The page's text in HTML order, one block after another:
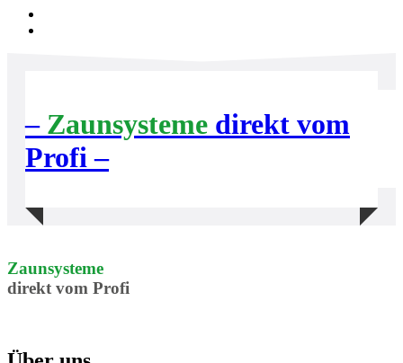
– Zaunsysteme direkt vom
Profi –
Zaunsysteme
direkt vom Profi